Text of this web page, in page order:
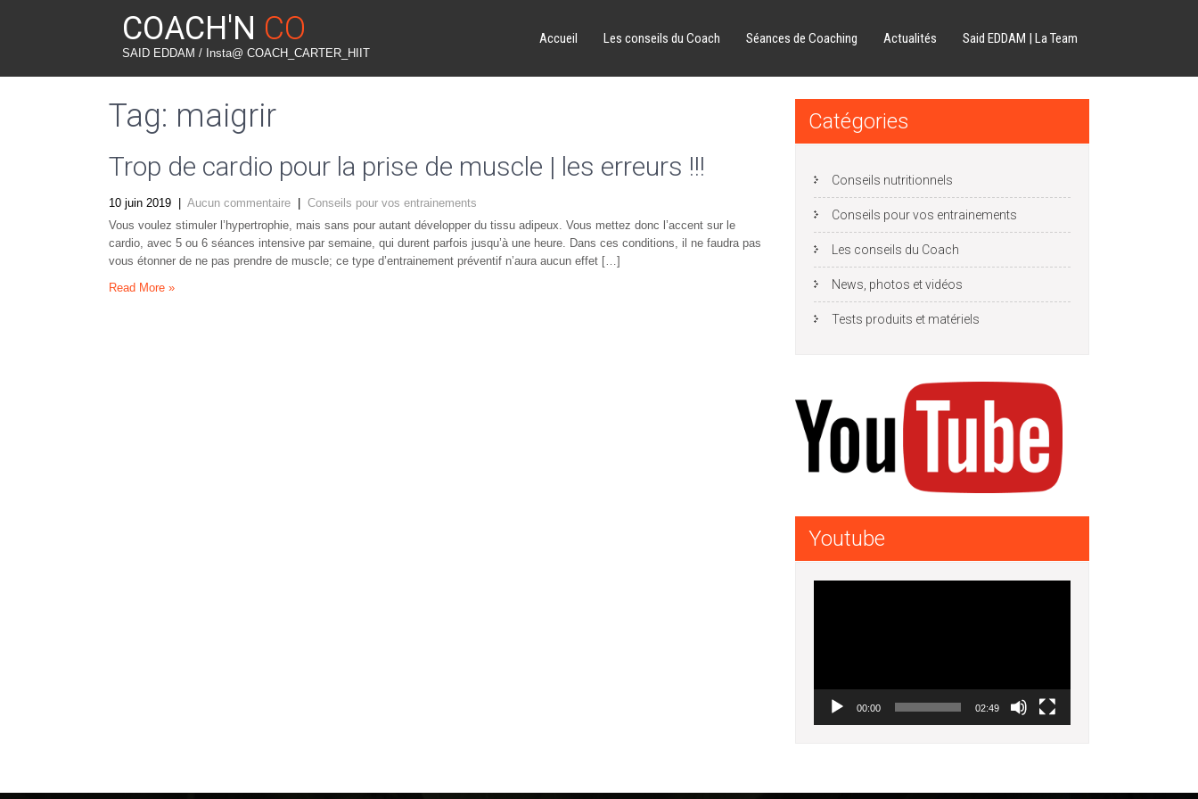
COACH'N CO
SAID EDDAM / Insta@ COACH_CARTER_HIIT
Accueil Les conseils du Coach Séances de Coaching Actualités Said EDDAM | La Team
Tag: maigrir
Trop de cardio pour la prise de muscle | les erreurs !!!
10 juin 2019 Aucun commentaire
Conseils pour vos entrainements
Vous voulez stimuler l’hypertrophie, mais sans pour autant développer du tissu adipeux. Vous mettez donc l’accent sur le
cardio, avec 5 ou 6 séances intensive par semaine, qui durent parfois jusqu’à une heure. Dans ces conditions, il ne faudra pas
vous étonner de ne pas prendre de muscle; ce type d’entrainement préventif n’aura aucun effet […]
Read More »
Catégories
Conseils nutritionnels
Conseils pour vos entrainements
Les conseils du Coach
News, photos et vidéos
Tests produits et matériels
Youtube
00:00 02:49